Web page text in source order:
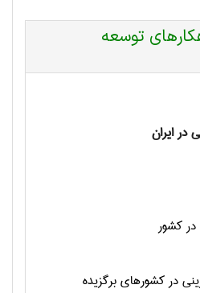
توسعه
در ایران
كشور
در كشورهاي برگزيده